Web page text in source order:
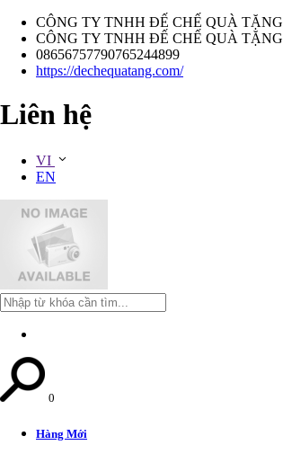
CÔNG TY TNHH ĐẾ CHẾ QUÀ TẶNG
CÔNG TY TNHH ĐẾ CHẾ QUÀ TẶNG
08656757790765244899
https://dechequatang.com/
Liên hệ
VI
EN
0
Hàng Mới